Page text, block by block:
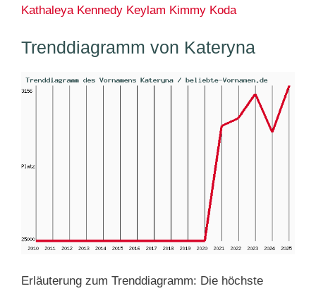
Kathaleya Kennedy Keylam Kimmy Koda
Trenddiagramm von Kateryna
Erläuterung zum Trenddiagramm: Die höchste